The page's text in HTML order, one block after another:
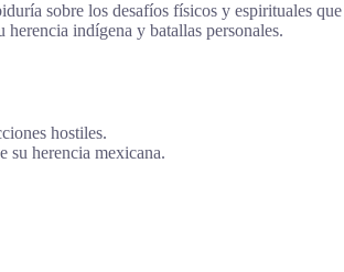
sobre los desafíos físicos y espirituales que
indígena y batallas personales.
hostiles.
su herencia mexicana.